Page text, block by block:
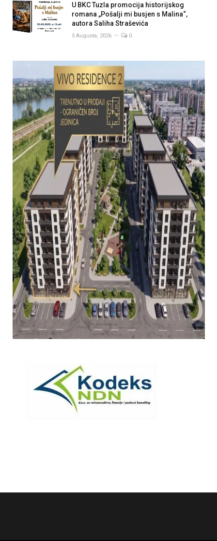
U BKC Tuzla promocija historijskog
romana „Pošalji mi busjen s Malina“,
autora Saliha Straševića
5 Augusta, 2026 0